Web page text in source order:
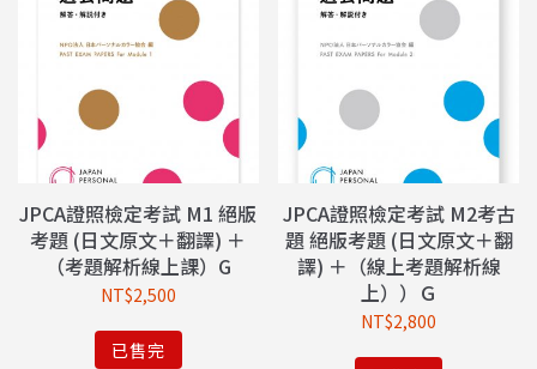
JPCA證照檢定考試 M1 絕版
考題 (日文原文＋翻譯) ＋
（考題解析線上課）G
NT$2,500
已售完
JPCA證照檢定考試 M2考古
題 絕版考題 (日文原文＋翻
譯) ＋（線上考題解析線
上））Ｇ
NT$2,800